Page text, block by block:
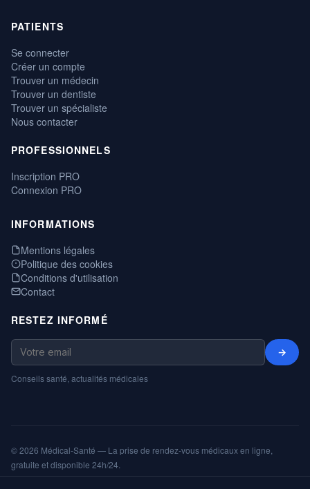
PATIENTS
Se connecter
Créer un compte
Trouver un médecin
Trouver un dentiste
Trouver un spécialiste
Nous contacter
PROFESSIONNELS
Inscription PRO
Connexion PRO
INFORMATIONS
Mentions légales
Politique des cookies
Conditions d'utilisation
Contact
RESTEZ INFORMÉ
→
Conseils santé, actualités médicales
© 2026 Médical-Santé — La prise de rendez-vous médicaux en ligne,
gratuite et disponible 24h/24.